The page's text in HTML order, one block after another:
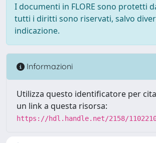
I documenti in FLORE sono protetti
tutti i diritti sono riservati, salvo
indicazione.
Informazioni
Utilizza questo identificatore per
un link a questa risorsa:
https://hdl.handle.net/2158/